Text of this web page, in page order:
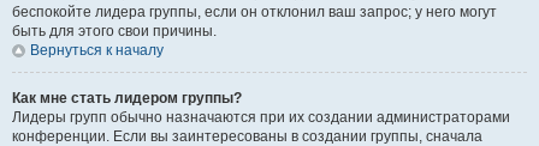
беспокойте лидера группы, если он отклонил ваш запрос; у него могут
быть для этого свои причины.
Вернуться к началу
Как мне стать лидером группы?
Лидеры групп обычно назначаются при их создании администраторами
конференции. Если вы заинтересованы в создании группы, сначала